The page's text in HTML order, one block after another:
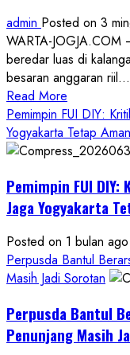
admin Posted on 3
WARTA-JOGJA.COM
beredar luas di
besaran anggaran riil...
Read More
more
about
Anggaran
KDMP
Rp1,6
Diduga
Hanya
Separuhnya
Cair
ke
Pemimpin FUI DIY:
Yogyakarta Tetap
Pemimpin FUI
Jaga Yogyakarta
Posted on 1 bulan ago
Perpusda Bantul
Masih Jadi Sorotan
Perpusda Bantul
Penunjang Masih